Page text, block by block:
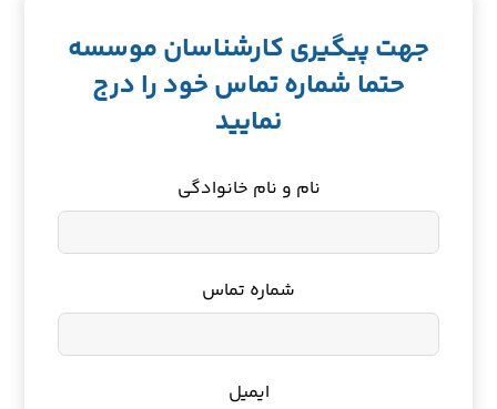
جهت پیگیری کارشناسان موسسه
حتما شماره تماس خود را درج
نمایید
نام و نام خانوادگی
شماره تماس
ایمیل